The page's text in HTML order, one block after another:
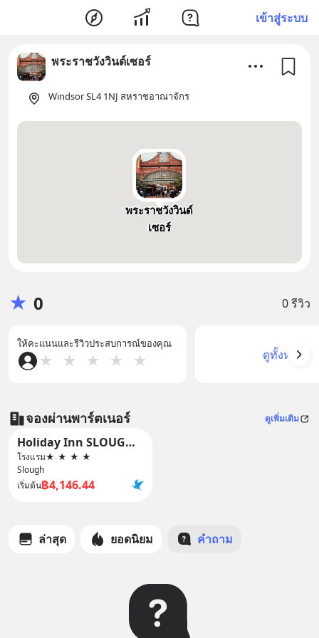
เข้าสู่ระบบ
พระราชวังวินด์เซอร์
Windsor SL4 1NJ สหราชอาณาจักร
พระราชวังวินด์
เซอร์
★ 0 0 รีวิว
ให้คะแนนและรีวิวประสบการณ์ของคุณ
★ ★ ★ ★ ★ ดูทั้งหมด
จองผ่านพาร์ตเนอร์ ดูเพิ่มเติม
Holiday Inn SLOUGH - WINDSOR by IHG
โรงแรม★ ★ ★ ★
Slough
เริ่มต้น฿4,146.44
ล่าสุด ยอดนิยม คำถาม